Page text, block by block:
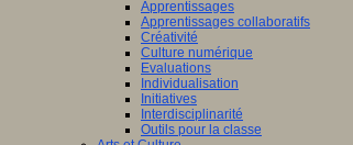
Apprentissages
Apprentissages collaboratifs
Créativité
Culture numérique
Evaluations
Individualisation
Initiatives
Interdisciplinarité
Outils pour la classe